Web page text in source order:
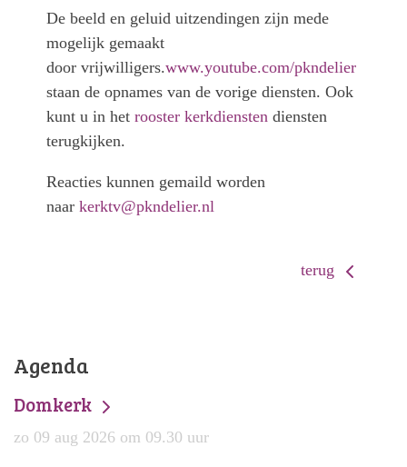
De beeld en geluid uitzendingen zijn mede
mogelijk gemaakt
door vrijwilligers.www.youtube.com/pkndelier
staan de opnames van de vorige diensten. Ook
kunt u in het rooster kerkdiensten diensten
terugkijken.
Reacties kunnen gemaild worden
naar kerktv@pkndelier.nl
terug
Agenda
Domkerk
zo 09 aug 2026 om 09.30 uur